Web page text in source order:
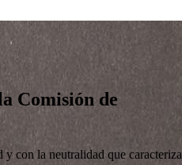
Comisión de
con la neutralidad que caracteriza